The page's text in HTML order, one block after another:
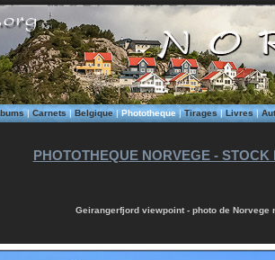
| Carnets|Belgique|Phototheque|Tirages|Livres|
PHOTOTHEQUE NORVEGE - STOCK
Geirangerfjord viewpoint - photo de Norvege